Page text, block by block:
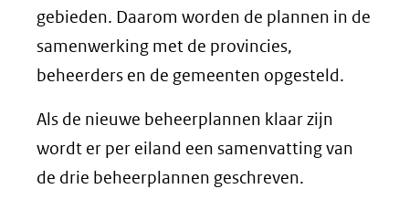
gebieden. Daarom worden de plannen in de
samenwerking met de provincies,
beheerders en de gemeenten opgesteld.
Als de nieuwe beheerplannen klaar zijn
wordt er per eiland een samenvatting van
de drie beheerplannen geschreven.